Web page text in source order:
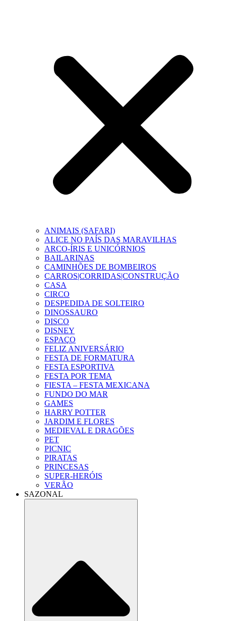
ANIMAIS (SAFARI)
ALICE NO PAÍS DAS MARAVILHAS
ARCO-ÍRIS E UNICÓRNIOS
BAILARINAS
CAMINHÕES DE BOMBEIROS
CARROS|CORRIDAS|CONSTRUÇÃO
CASA
CIRCO
DESPEDIDA DE SOLTEIRO
DINOSSAURO
DISCO
DISNEY
ESPAÇO
FELIZ ANIVERSÁRIO
FESTA DE FORMATURA
FESTA ESPORTIVA
FESTA POR TEMA
FIESTA – FESTA MEXICANA
FUNDO DO MAR
GAMES
HARRY POTTER
JARDIM E FLORES
MEDIEVAL E DRAGÕES
PET
PICNIC
PIRATAS
PRINCESAS
SUPER-HERÓIS
VERÃO
SAZONAL